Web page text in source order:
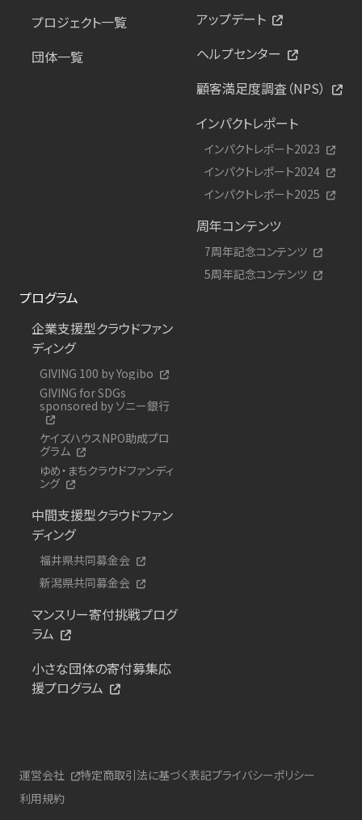
プロジェクト一覧
団体一覧
アップデート
ヘルプセンター
顧客満足度調査（NPS）
インパクトレポート
インパクトレポート2023
インパクトレポート2024
インパクトレポート2025
周年コンテンツ
7周年記念コンテンツ
5周年記念コンテンツ
プログラム
企業支援型クラウドファン
ディング
GIVING 100 by Yogibo
GIVING for SDGs
sponsored by ソニー銀行
ケイズハウスNPO助成プロ
グラム
ゆめ・まちクラウドファンディ
ング
中間支援型クラウドファン
ディング
福井県共同募金会
新潟県共同募金会
マンスリー寄付挑戦プログ
ラム
小さな団体の寄付募集応
援プログラム
運営会社 特定商取引法に基づく表記プライバシーポリシー
利用規約